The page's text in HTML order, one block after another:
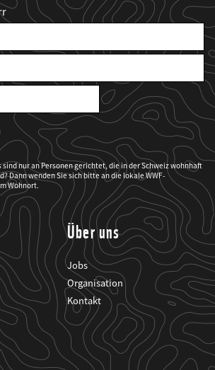
nur an Personen gerichtet, die in der Schweiz wohnhaft
Dann wenden Sie sich bitte an die lokale WWF-
Wohnort.
Über uns
Jobs
Organisation
Kontakt